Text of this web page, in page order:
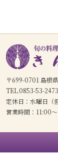
〒699-0701 島根
TEL.0853-53-
定休日：水曜日（
営業時間：11:00